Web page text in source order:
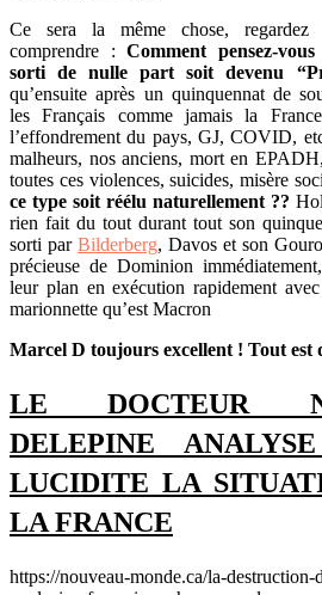
Ce sera la même chose, regardez
comprendre :Comment pensez-
sorti de nulle part soit devenu
qu’ensuite après un quinquennat de
les Français comme jamais la
l’effondrement du pays, GJ, COVID,
malheurs, nos anciens, mort en
toutes ces violences, suicides, misère
ce type soit réélu naturellement ??
rien fait du tout durant tout son
sorti parBilderberg, Davos et son
précieuse de Dominion
leur plan en exécution rapidement
marionnette qu’est Macron
Marcel D toujours excellent ! Tout
LE DOCTEUR
DELEPINE
LUCIDITE LA
LA FRANCE
https://nouveau-monde.ca/la-destruction-